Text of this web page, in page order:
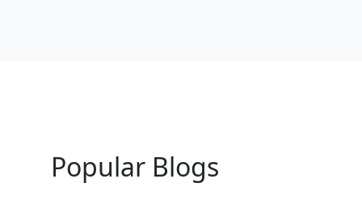
Popular Blogs